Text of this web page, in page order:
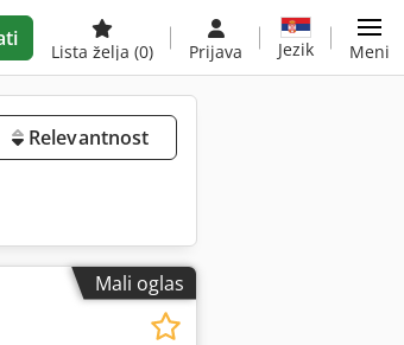
Lista želja (0) Prijava Jezik Meni
Relevantnost
Mali oglas